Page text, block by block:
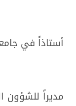
أستاذاً في جامعة
مديراً للشؤون